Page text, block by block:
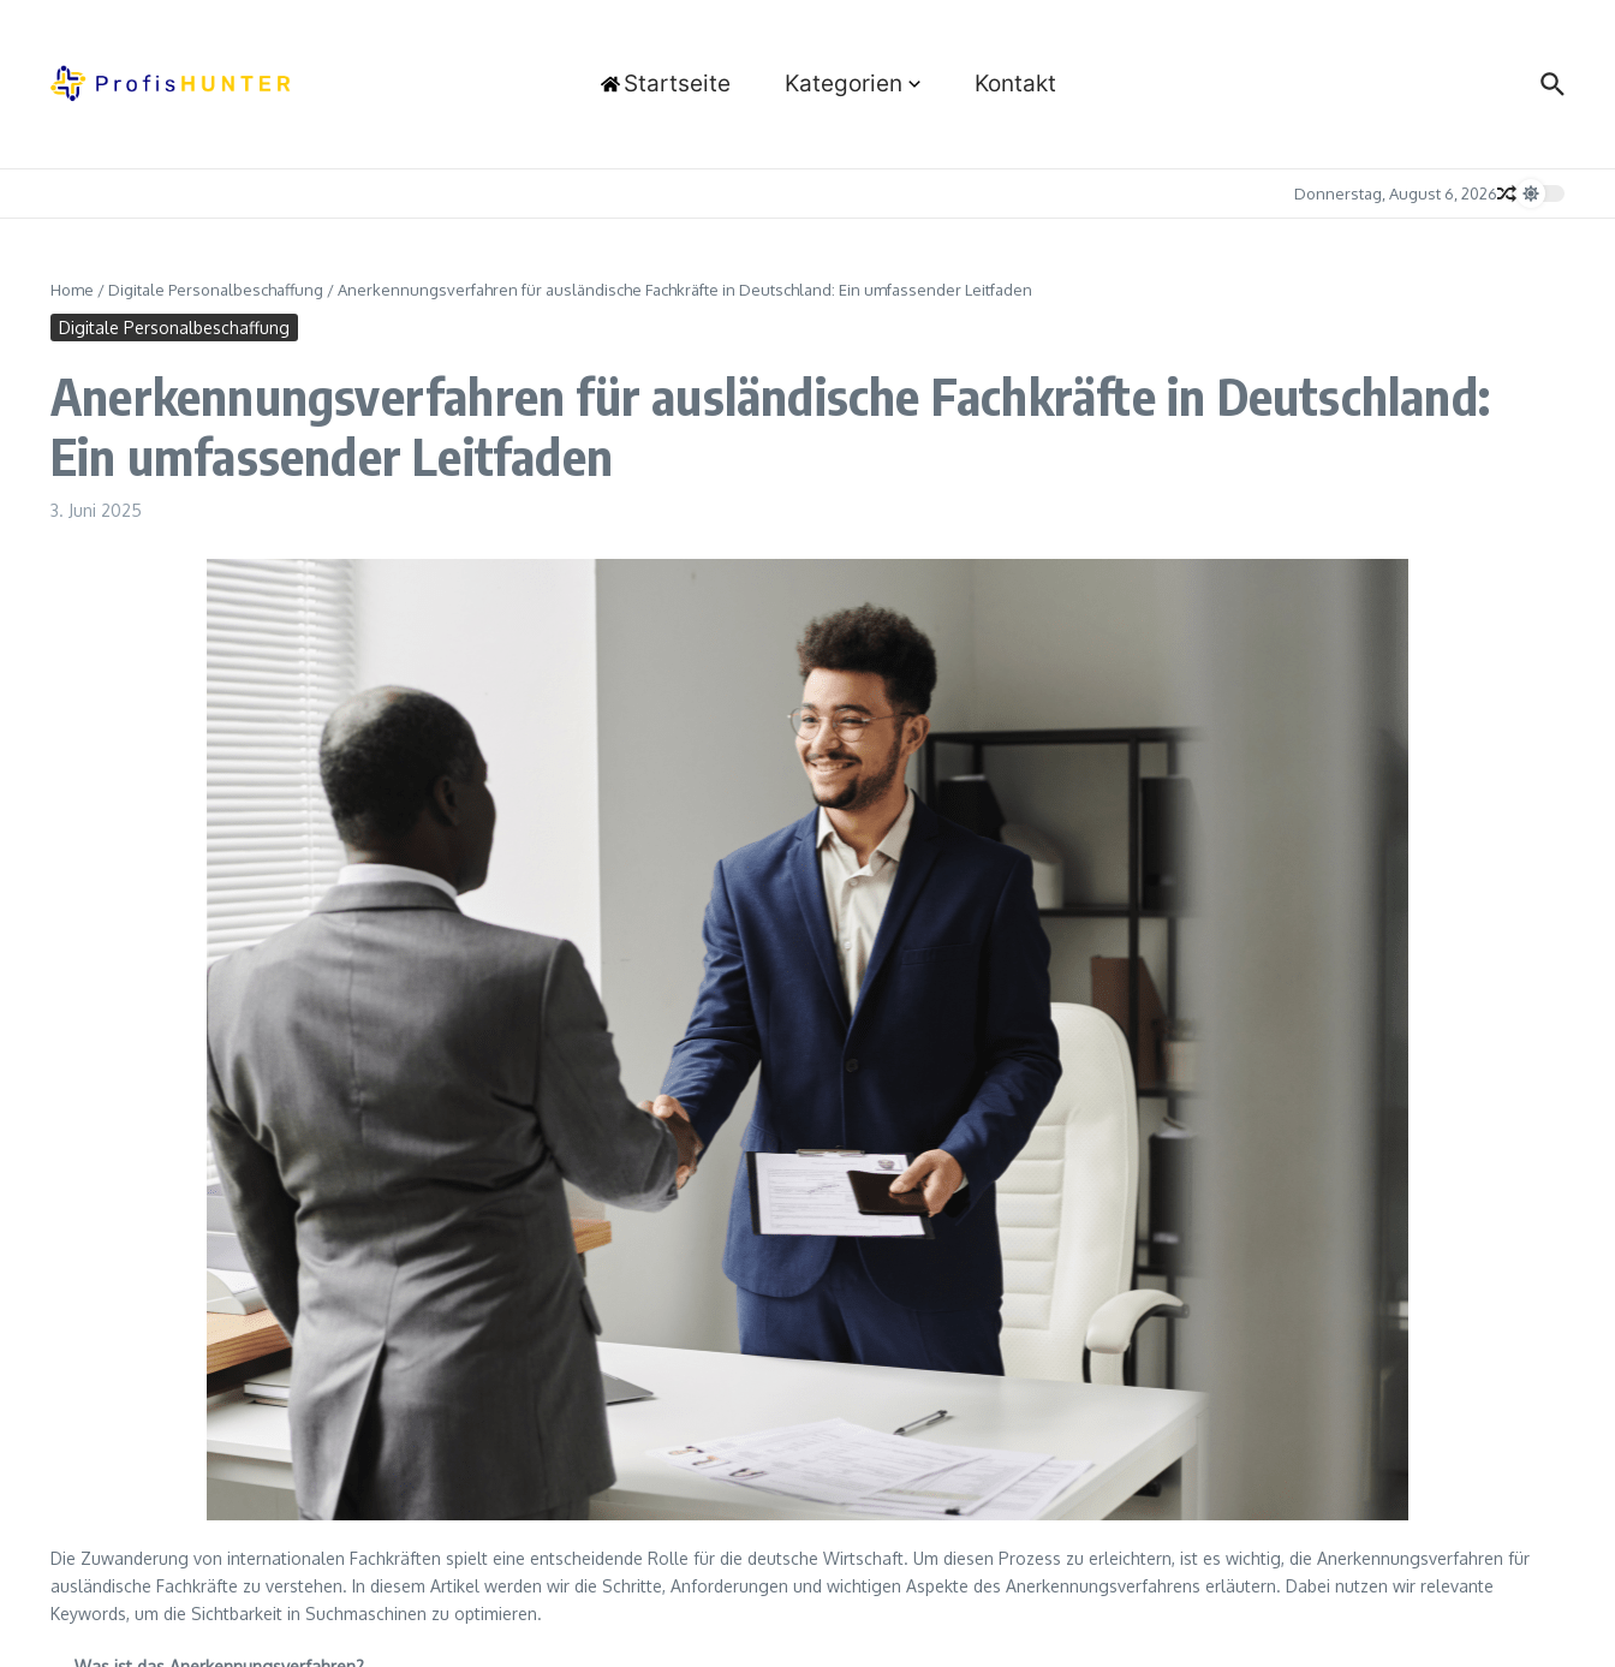
Startseite Kategorien Kontakt
Donnerstag, August 6, 2026
Home / Digitale Personalbeschaffung /Anerkennungsverfahren für ausländische Fachkräfte in Deutschland: Ein umfassender Leitfaden
Digitale Personalbeschaffung
Anerkennungsverfahren für ausländische Fachkräfte in Deutschland:
Ein umfassender Leitfaden
3. Juni 2025
Die Zuwanderung von internationalen Fachkräften spielt eine entscheidende Rolle für die deutsche Wirtschaft. Um diesen Prozess zu erleichtern, ist es wichtig, die Anerkennungsverfahren für
ausländische Fachkräfte zu verstehen. In diesem Artikel werden wir die Schritte, Anforderungen und wichtigen Aspekte des Anerkennungsverfahrens erläutern. Dabei nutzen wir relevante
Keywords, um die Sichtbarkeit in Suchmaschinen zu optimieren.